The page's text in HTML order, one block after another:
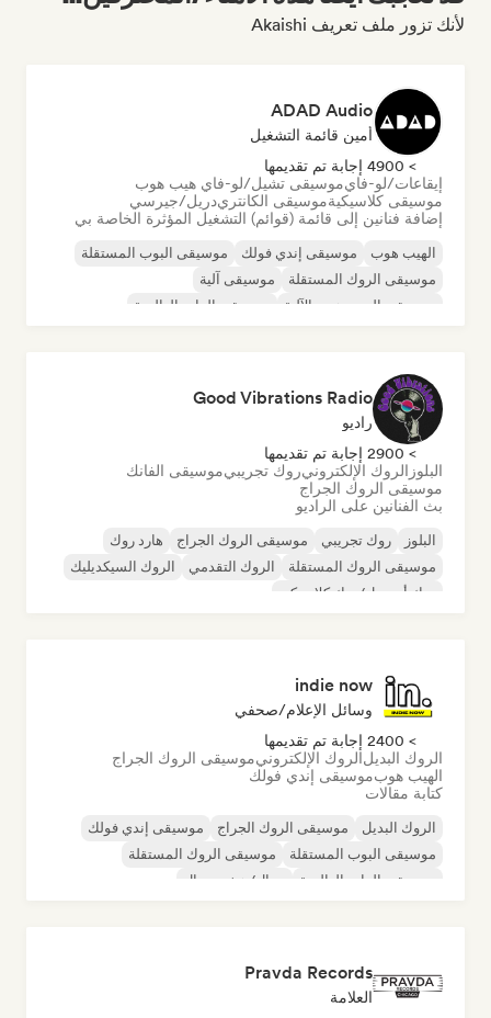
لأنك تزور ملف تعريف Akaishi
ADAD Audio
أمين قائمة التشغيل
> 4900 إجابة تم تقديمها
إيقاعات/لو-فايموسيقى تشيل/لو-فاي هيب هوب
موسيقى كلاسيكيةموسيقى الكانتريدريل/جيرسي
إضافة فنانين إلى قائمة (قوائم) التشغيل المؤثرة الخاصة بي
الهيب هوب موسيقى إندي فولك
موسيقى البوب المستقلة
موسيقى الروك المستقلة
موسيقى آلية
موسيقى الهيب هوب الآلية
موسيقى الراب العالمية
Good Vibrations Radio
راديو
> 2900 إجابة تم تقديمها
البلوز الروك الإلكترونيروك تجريبيموسيقى الفانك
موسيقى الروك الجراج
بث الفنانين على الراديو
البلوز روك تجريبي موسيقى الروك الجراج
هارد روك
موسيقى الروك المستقلة
الروك التقدمي
الروك السيكديليك
روك أند رول/روك كلاسيكي
indie now
وسائل الإعلام/صحفي
> 2400 إجابة تم تقديمها
الروك البديلالروك الإلكترونيموسيقى الروك الجراج
الهيب هوبموسيقى إندي فولك
كتابة مقالات
الروك البديل موسيقى الروك الجراج
موسيقى إندي فولك
موسيقى البوب المستقلة
موسيقى الروك المستقلة
موسيقى الراب العالمية
ميتال/هيفي ميتال
Pravda Records
العلامة